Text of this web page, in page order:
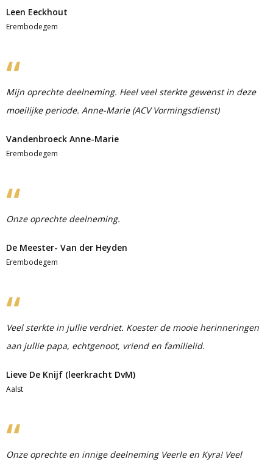
Leen Eeckhout
Erembodegem
Mijn oprechte deelneming. Heel veel sterkte gewenst in deze
moeilijke periode. Anne-Marie (ACV Vormingsdienst)
Vandenbroeck Anne-Marie
Erembodegem
Onze oprechte deelneming.
De Meester- Van der Heyden
Erembodegem
Veel sterkte in jullie verdriet. Koester de mooie herinneringen
aan jullie papa, echtgenoot, vriend en familielid.
Lieve De Knijf (leerkracht DvM)
Aalst
Onze oprechte en innige deelneming Veerle en Kyra! Veel